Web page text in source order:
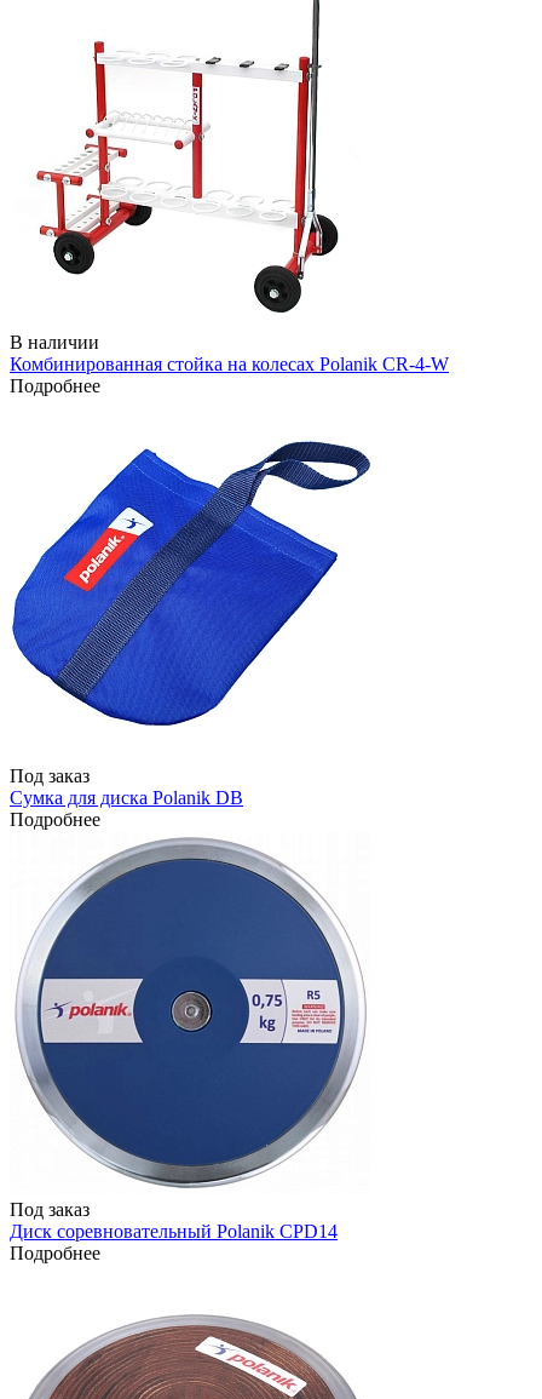
В наличии
Комбинированная стойка на колесах Polanik CR-4-W
Подробнее
Под заказ
Сумка для диска Polanik DB
Подробнее
Под заказ
Диск соревновательный Polanik CPD14
Подробнее